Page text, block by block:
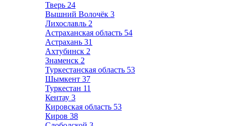
Тверь 24
Вышний Волочёк 3
Лихославль 2
Астраханская область 54
Астрахань 31
Ахтубинск 2
Знаменск 2
Туркестанская область 53
Шымкент 37
Туркестан 11
Кентау 3
Кировская область 53
Киров 38